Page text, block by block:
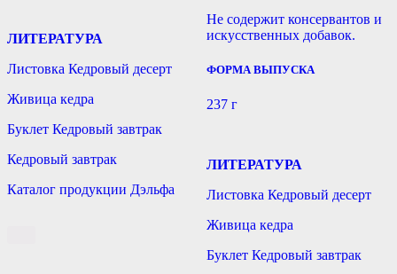
ЛИТЕРАТУРА
Листовка Кедровый десерт
Живица кедра
Буклет Кедровый завтрак
Кедровый завтрак
Каталог продукции Дэльфа
Не содержит консервантов и
искусственных добавок.
ФОРМА ВЫПУСКА
237 г
ЛИТЕРАТУРА
Листовка Кедровый десерт
Живица кедра
Буклет Кедровый завтрак